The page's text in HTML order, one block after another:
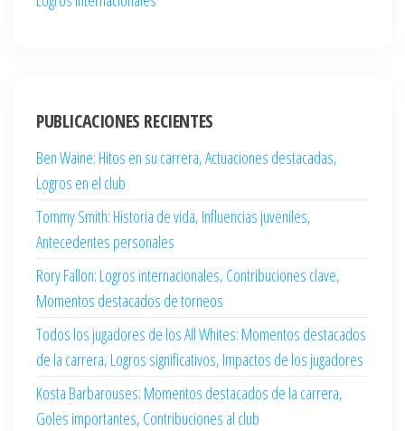
PUBLICACIONES RECIENTES
Ben Waine: Hitos en su carrera, Actuaciones destacadas,
Logros en el club
Tommy Smith: Historia de vida, Influencias juveniles,
Antecedentes personales
Rory Fallon: Logros internacionales, Contribuciones clave,
Momentos destacados de torneos
Todos los jugadores de los All Whites: Momentos destacados
de la carrera, Logros significativos, Impactos de los jugadores
Kosta Barbarouses: Momentos destacados de la carrera,
Goles importantes, Contribuciones al club